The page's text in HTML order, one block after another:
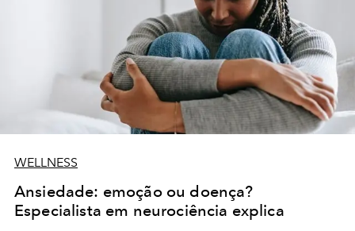
WELLNESS
Ansiedade: emoção ou doença?
Especialista em neurociência explica